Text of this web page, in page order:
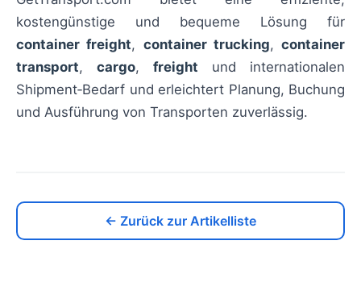
kostengünstige und bequeme Lösung für
container freight, container trucking, container
transport, cargo, freight und internationalen
Shipment‑Bedarf und erleichtert Planung, Buchung
und Ausführung von Transporten zuverlässig.
← Zurück zur Artikelliste